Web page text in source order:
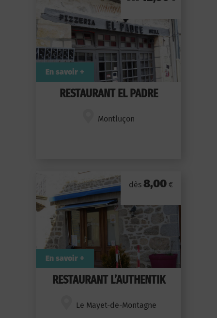
RESTAURANT EL PADRE
Montluçon
En savoir +
RESTAURANT L’AUTHENTIK
Le Mayet-de-Montagne
dès 8,00 €
En savoir +